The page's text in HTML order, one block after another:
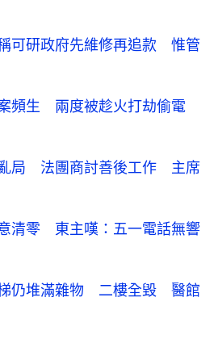
可研政府先維修再追款 惟管
頻生 兩度被趁火打劫偷電
局 法團商討善後工作 主席
清零 東主嘆：五一電話無響
仍堆滿雜物 二樓全毀 醫館